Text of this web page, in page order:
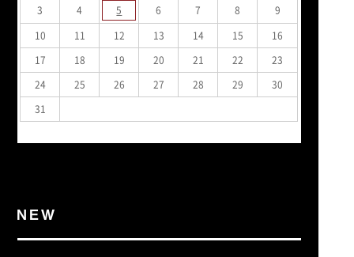
3
4 5 6 7 8
9
10
11 12 13 14 15
16
17
18 19 20 21 22
23
24
25 26 27 28 29
30
31